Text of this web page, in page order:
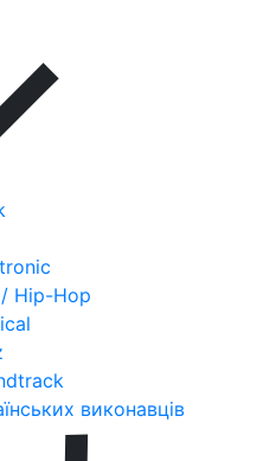
/ Hip-Hop
виконавців